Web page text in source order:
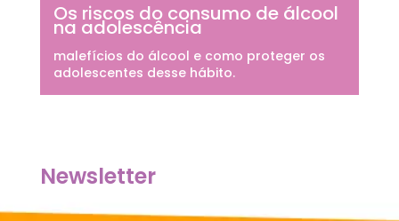
Os riscos do consumo de álcool
na adolescência
malefícios do álcool e como proteger os
adolescentes desse hábito.
Newsletter